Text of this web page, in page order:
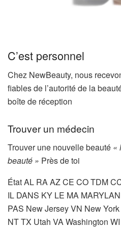
C’est personnel
Chez NewBeauty, nous
fiables de l’autorité de la
boîte de réception
Trouver un médecin
Trouver une nouvelle beauté «
beauté » Près de toi
État AL RA AZ CE CO TDM
IL DANS KY LE MA
PAS New Jersey VN New
NT TX Utah VA Washington WI